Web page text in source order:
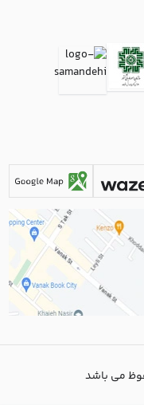
می باشد